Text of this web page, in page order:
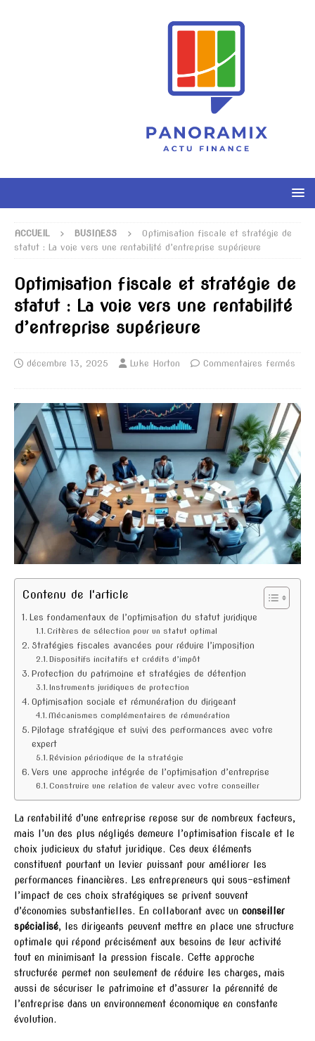
ACCUEIL BUSINESS
Optimisation fiscale et stratégie de
statut : La voie vers une rentabilité d’entreprise supérieure
Optimisation fiscale et stratégie de
statut : La voie vers une rentabilité
d’entreprise supérieure
décembre 13, 2025 Luke Horton Commentaires fermés
Contenu de l'article
Les fondamentaux de l’optimisation du statut juridique
Critères de sélection pour un statut optimal
Stratégies fiscales avancées pour réduire l’imposition
Dispositifs incitatifs et crédits d’impôt
Protection du patrimoine et stratégies de détention
Instruments juridiques de protection
Optimisation sociale et rémunération du dirigeant
Mécanismes complémentaires de rémunération
Pilotage stratégique et suivi des performances avec votre
expert
Révision périodique de la stratégie
Vers une approche intégrée de l’optimisation d’entreprise
Construire une relation de valeur avec votre conseiller
La rentabilité d’une entreprise repose sur de nombreux facteurs,
mais l’un des plus négligés demeure l’optimisation fiscale et le
choix judicieux du statut juridique. Ces deux éléments
constituent pourtant un levier puissant pour améliorer les
performances financières. Les entrepreneurs qui sous-estiment
l’impact de ces choix stratégiques se privent souvent
d’économies substantielles. En collaborant avec un conseiller
spécialisé, les dirigeants peuvent mettre en place une structure
optimale qui répond précisément aux besoins de leur activité
tout en minimisant la pression fiscale. Cette approche
structurée permet non seulement de réduire les charges, mais
aussi de sécuriser le patrimoine et d’assurer la pérennité de
l’entreprise dans un environnement économique en constante
évolution.